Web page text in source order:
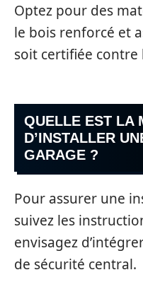
Optez pour des
le bois renforcé et
soit certifiée contre
QUELLE EST LA
D’INSTALLER
GARAGE ?
Pour assurer une
suivez les
envisagez
de sécurité central.